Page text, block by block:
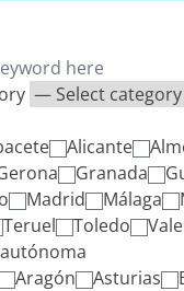
Alicante
Granada
Madrid Málaga
Teruel Toledo
Aragón Asturias